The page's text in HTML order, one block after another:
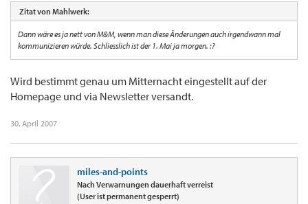
Zitat von Mahlwerk:
Dann wäre es ja nett von M&M, wenn man diese Änderungen auch irgendwann mal
kommunizieren würde. Schliesslich ist der 1. Mai ja morgen. :?
Wird bestimmt genau um Mitternacht eingestellt auf der
Homepage und via Newsletter versandt.
30. April 2007
miles-and-points
Nach Verwarnungen dauerhaft verreist
(User ist permanent gesperrt)